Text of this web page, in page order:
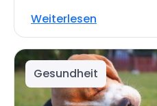
Weiterlesen
Gesundheit